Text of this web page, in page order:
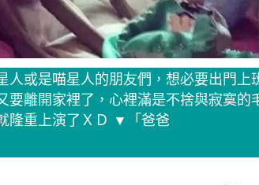
人或是喵星人的朋友們，想必要出門上
要離開家裡了，心裡滿是不捨與寂寞
隆重上演了ＸＤ ▼「爸爸